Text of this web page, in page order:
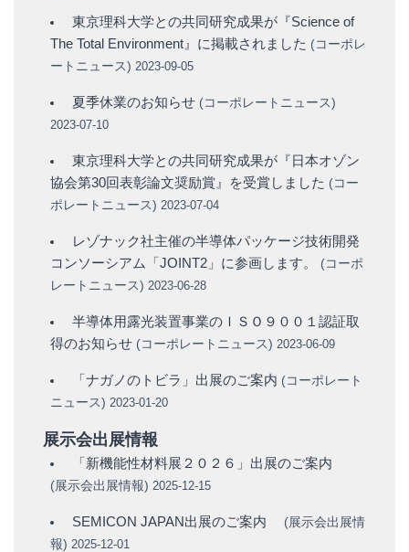
東京理科大学との共同研究成果が『Science of
The Total Environment』に掲載されました (コーポレ
ートニュース) 2023-09-05
夏季休業のお知らせ (コーポレートニュース)
2023-07-10
東京理科大学との共同研究成果が『日本オゾン
協会第30回表彰論文奨励賞』を受賞しました (コー
ポレートニュース) 2023-07-04
レゾナック社主催の半導体パッケージ技術開発
コンソーシアム「JOINT2」に参画します。
(コーポ
レートニュース) 2023-06-28
半導体用露光装置事業のＩＳＯ９００１認証取
得のお知らせ (コーポレートニュース) 2023-06-09
「ナガノのトビラ」出展のご案内 (コーポレート
ニュース) 2023-01-20
展示会出展情報
「新機能性材料展２０２６」出展のご案内
(展示会出展情報) 2025-12-15
SEMICON JAPAN出展のご案内 (展示会出展情
報) 2025-12-01